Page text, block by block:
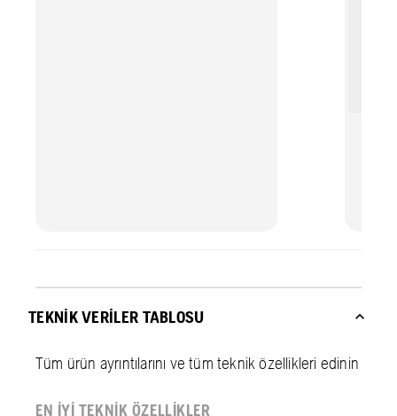
TEKNIK VERILER TABLOSU
Tüm ürün ayrıntılarını ve tüm teknik özellikleri edinin
EN IYI TEKNIK ÖZELLIKLER